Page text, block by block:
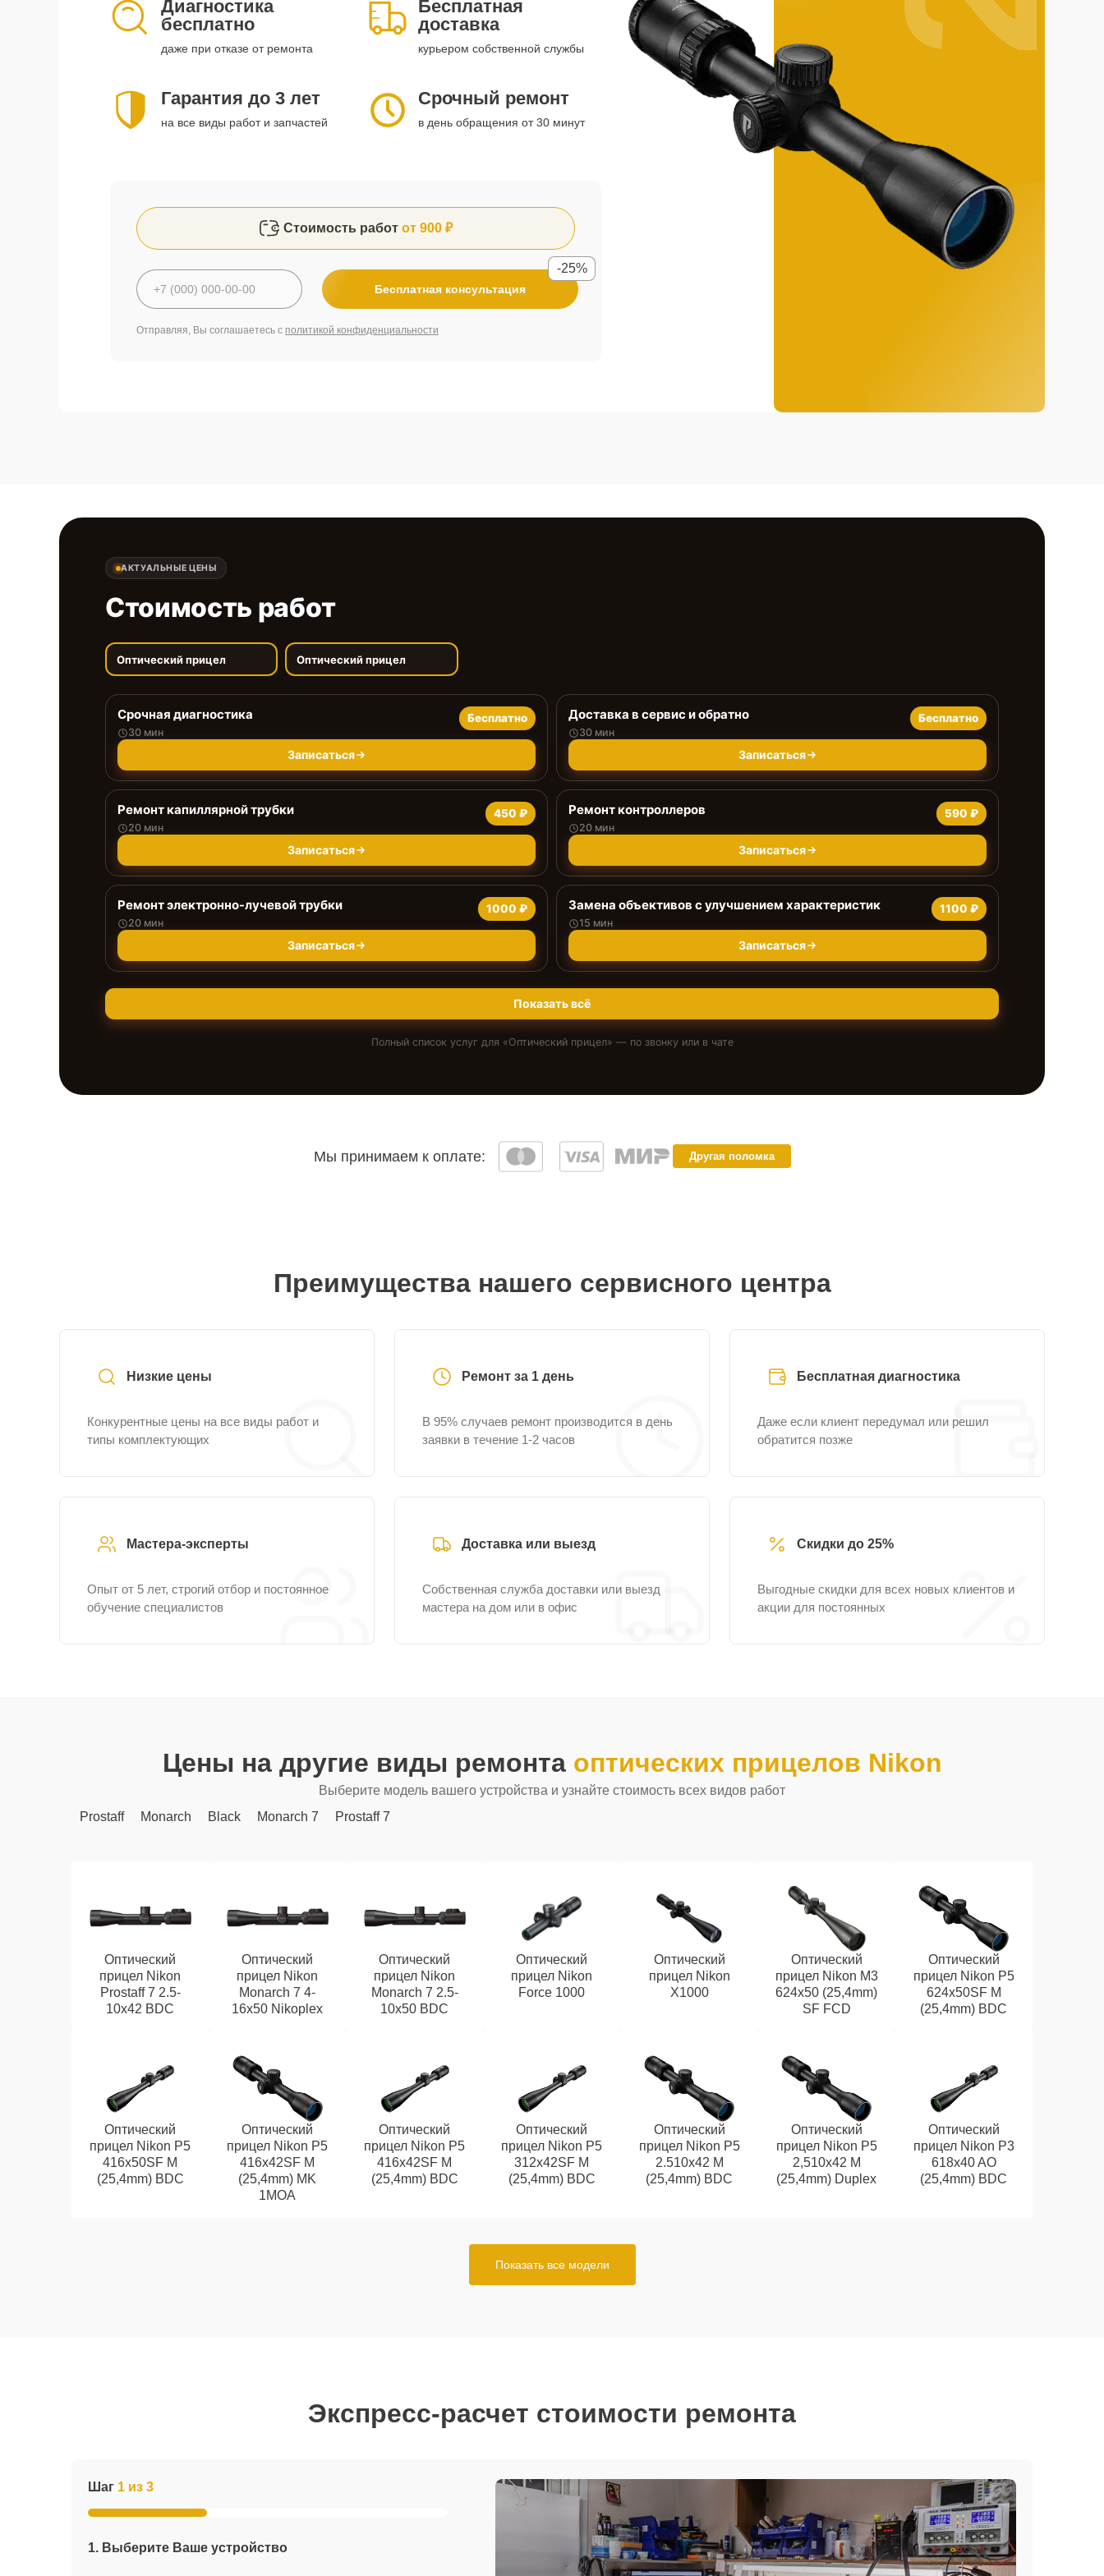
Диагностика
бесплатно
даже при отказе от ремонта
Бесплатная
доставка
курьером собственной службы
Гарантия до 3 лет
на все виды работ и запчастей
Срочный ремонт
в день обращения от 30 минут
Стоимость работ от 900 ₽
Бесплатная консультация
-25%
Отправляя, Вы соглашаетесь с политикой конфиденциальности
АКТУАЛЬНЫЕ ЦЕНЫ
Стоимость работ
Оптический прицел Оптический прицел
Срочная диагностика
30 мин
Бесплатно
Записаться
Доставка в сервис и обратно
30 мин
Бесплатно
Записаться
Ремонт капиллярной трубки
20 мин
450 ₽
Записаться
Ремонт контроллеров
20 мин
590 ₽
Записаться
Ремонт электронно-лучевой трубки
20 мин
1000 ₽
Записаться
Замена объективов с улучшением характеристик
15 мин
1100 ₽
Записаться
Показать всё
Полный список услуг для «Оптический прицел» — по звонку или в чате
Мы принимаем к оплате: Другая поломка
Преимущества нашего сервисного центра
Низкие цены
Конкурентные цены на все виды работ и
типы комплектующих
Ремонт за 1 день
В 95% случаев ремонт производится в день
заявки в течение 1-2 часов
Бесплатная диагностика
Даже если клиент передумал или решил
обратится позже
Мастера-эксперты
Опыт от 5 лет, строгий отбор и постоянное
обучение специалистов
Доставка или выезд
Собственная служба доставки или выезд
мастера на дом или в офис
Скидки до 25%
Выгодные скидки для всех новых клиентов и
акции для постоянных
Цены на другие виды ремонта оптических прицелов Nikon
Выберите модель вашего устройства и узнайте стоимость всех видов работ
Prostaff
Monarch Black Monarch 7 Prostaff 7
Оптический
прицел Nikon
Prostaff 7 2.5-
10x42 BDC
Оптический
прицел Nikon
Monarch 7 4-
16x50 Nikoplex
Оптический
прицел Nikon
Monarch 7 2.5-
10x50 BDC
Оптический
прицел Nikon
Force 1000
Оптический
прицел Nikon
X1000
Оптический
прицел Nikon M3
624x50 (25,4mm)
SF FCD
Оптический
прицел Nikon P5
624x50SF M
(25,4mm) BDC
Оптический
прицел Nikon P5
416x50SF M
(25,4mm) BDC
Оптический
прицел Nikon P5
416x42SF M
(25,4mm) MK
1MOA
Оптический
прицел Nikon P5
416x42SF M
(25,4mm) BDC
Оптический
прицел Nikon P5
312x42SF M
(25,4mm) BDC
Оптический
прицел Nikon P5
2.510x42 M
(25,4mm) BDC
Оптический
прицел Nikon P5
2,510x42 M
(25,4mm) Duplex
Оптический
прицел Nikon P3
618x40 AO
(25,4mm) BDC
Показать все модели
Экспресс-расчет стоимости ремонта
Шаг 1 из 3
1. Выберите Ваше устройство